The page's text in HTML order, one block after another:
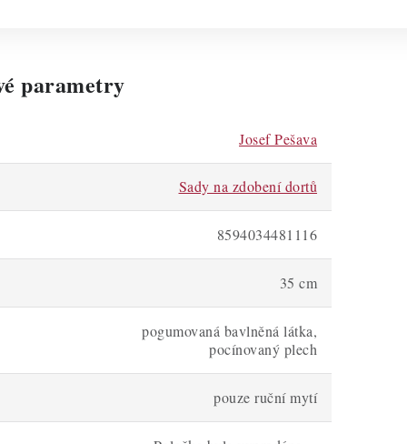
parametry
Josef Pešava
Sady na zdobení dortů
8594034481116
35 cm
pogumovaná bavlněná látka,
pocínovaný plech
pouze ruční mytí